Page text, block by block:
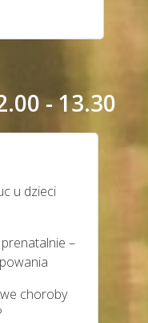
- 13.30
u dzieci
–
choroby